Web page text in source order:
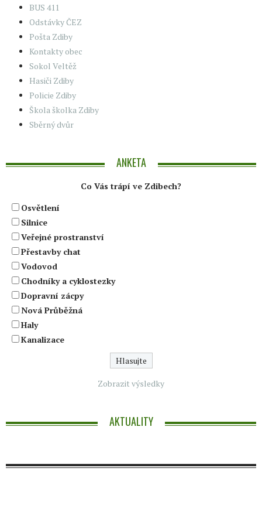
BUS 411
Odstávky ČEZ
Pošta Zdiby
Kontakty obec
Sokol Veltěž
Hasiči Zdiby
Policie Zdiby
Škola školka Zdiby
Sběrný dvůr
ANKETA
Co Vás trápí ve Zdibech?
Osvětlení
Silnice
Veřejné prostranství
Přestavby chat
Vodovod
Chodníky a cyklostezky
Dopravní zácpy
Nová Průběžná
Haly
Kanalizace
Zobrazit výsledky
AKTUALITY